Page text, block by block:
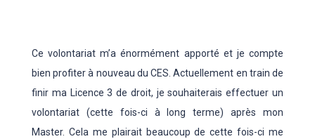
Ce volontariat m’a énormément apporté et je compte
bien profiter à nouveau du CES. Actuellement en train de
finir ma Licence 3 de droit, je souhaiterais effectuer un
volontariat (cette fois-ci à long terme) après mon
Master. Cela me plairait beaucoup de cette fois-ci me